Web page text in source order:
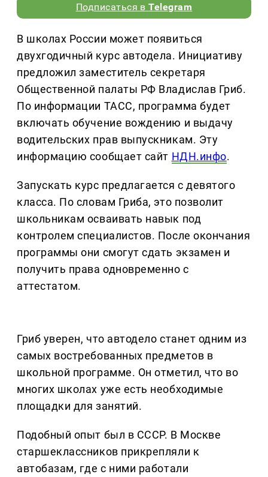
Подписаться вTelegram
В школах России может появиться
двухгодичный курс автодела. Инициативу
предложил заместитель секретаря
Общественной палаты РФ Владислав Гриб.
По информации ТАСС, программа будет
включать обучение вождению и выдачу
водительских прав выпускникам. Эту
информацию сообщает сайт НДН.инфо.
Запускать курс предлагается с девятого
класса. По словам Гриба, это позволит
школьникам осваивать навык под
контролем специалистов. После окончания
программы они смогут сдать экзамен и
получить права одновременно с
аттестатом.
Гриб уверен, что автодело станет одним из
самых востребованных предметов в
школьной программе. Он отметил, что во
многих школах уже есть необходимые
площадки для занятий.
Подобный опыт был в СССР. В Москве
старшеклассников прикрепляли к
автобазам, где с ними работали